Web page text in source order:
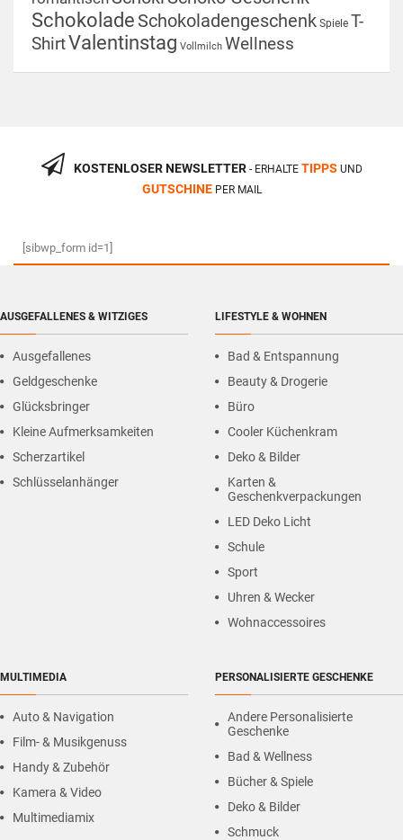
Schokolade Schokoladengeschenk Spiele T-
ShirtValentinstag Vollmilch Wellness
KOSTENLOSER NEWSLETTER- ERHALTE TIPPS UND
GUTSCHINEPER MAIL
[sibwp_form id=1]
AUSGEFALLENES & WITZIGES
Ausgefallenes
Geldgeschenke
Glücksbringer
Kleine Aufmerksamkeiten
Scherzartikel
Schlüsselanhänger
LIFESTYLE & WOHNEN
Bad & Entspannung
Beauty & Drogerie
Büro
Cooler Küchenkram
Deko & Bilder
Karten &
Geschenkverpackungen
LED Deko Licht
Schule
Sport
Uhren & Wecker
Wohnaccessoires
MULTIMEDIA
Auto & Navigation
Film- & Musikgenuss
Handy & Zubehör
Kamera & Video
Multimediamix
PERSONALISIERTE GESCHENKE
Andere Personalisierte
Geschenke
Bad & Wellness
Bücher & Spiele
Deko & Bilder
Schmuck